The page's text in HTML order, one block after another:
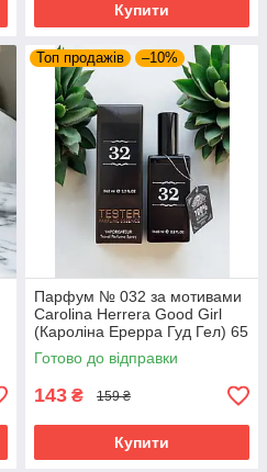
Купити
Топ продажів –10%
Парфум № 032 за мотивами
Carolina Herrera Good Girl
(Кароліна Ерерра Гуд Гел) 65
мл
Готово до відправки
143 ₴ 159 ₴
Купити